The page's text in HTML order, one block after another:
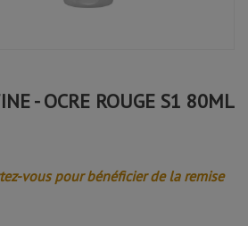
- OCRE ROUGE S1 80ML
vous pour bénéficier de la remise